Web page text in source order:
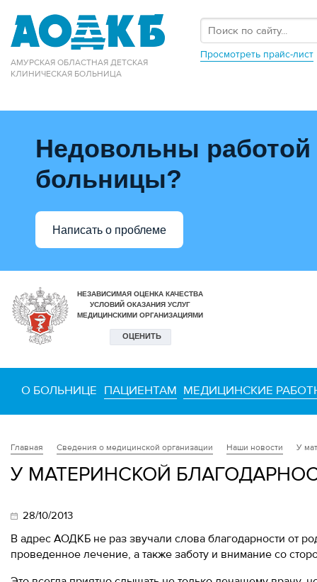
АМУРСКАЯ ОБЛАСТНАЯ ДЕТСКАЯ
КЛИНИЧЕСКАЯ БОЛЬНИЦА
Просмотреть прайс-лист
Недовольны работой
больницы?
Написать о проблеме
О БОЛЬНИЦЕ ПАЦИЕНТАМ МЕДИЦИНСКИЕ
Главная Сведения о медицинской организации Наши новости У
У МАТЕРИНСКОЙ
28/10/2013
В адрес АОДКБ не раз звучали слова благодарности от
проведенное лечение, а также заботу и внимание со